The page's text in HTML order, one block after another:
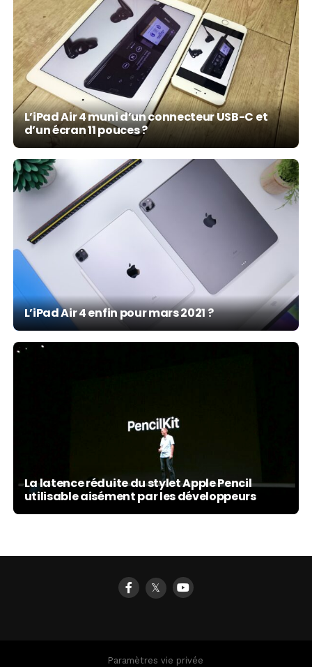
L’iPad Air 4 muni d’un connecteur USB-C et
d’un écran 11 pouces ?
L’iPad Air 4 enfin pour mars 2021 ?
La latence réduite du stylet Apple Pencil
utilisable aisément par les développeurs
𝕏
Paramètres vie privée